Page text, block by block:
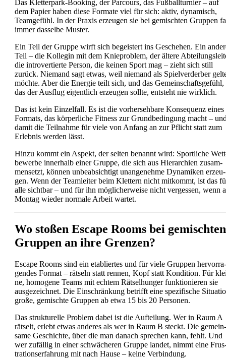
Das Klet­ter­park-Boo­king, der Par­cours, das Fuß­ball­tur­nier – auf
dem Papier haben die­se For­ma­te viel für sich: aktiv, dyna­misch,
Team­ge­fühl. In der Pra­xis erzeu­gen sie bei gemisch­ten Grup­pen
immer das­sel­be Mus­ter.
Ein Teil der Grup­pe wirft sich begeis­tert ins Gesche­hen. Ein
Teil – die Kol­le­gin mit dem Knie­pro­blem, der älte­re
die intro­ver­tier­te Per­son, die kei­nen Sport mag – zieht sich still
zurück. Nie­mand sagt etwas, weil nie­mand als Spiel­ver­der­ber
möch­te. Aber die Ener­gie teilt sich, und das Gemein­schafts­ge­fühl,
das der Aus­flug eigent­lich erzeu­gen soll­te, ent­steht nie wirk­lich.
Das ist kein Ein­zel­fall. Es ist die vor­her­seh­ba­re Kon­se­quenz eines
For­mats, das kör­per­li­che Fit­ness zur Grund­be­din­gung macht –
damit die Teil­nah­me für vie­le von Anfang an zur Pflicht statt zum
Erleb­nis wer­den lässt.
Hin­zu kommt ein Aspekt, der sel­ten benannt wird: Sport­li­che
be­wer­be inner­halb einer Grup­pe, die sich aus Hier­ar­chien zusam­
men­setzt, kön­nen unbe­ab­sich­tigt unan­ge­neh­me Dyna­mi­ken erzeu­
gen. Wenn der Team­lei­ter beim Klet­tern nicht mit­kommt, ist das
alle sicht­bar – und für ihn mög­li­cher­wei­se nicht ver­ges­sen, wenn
Mon­tag wie­der nor­ma­le Arbeit war­tet.
Wo sto­ßen Escape Rooms bei gemisch­ten
Grup­pen an ihre Gren­zen?
Escape Rooms sind ein eta­blier­tes und für vie­le Grup­pen her­vor­ra­
gen­des For­mat – rät­seln statt ren­nen, Kopf statt Kon­di­ti­on. Für
ne, homo­ge­ne Teams mit ech­tem Rät­sel­hun­ger funk­tio­nie­ren sie
aus­ge­zeich­net. Die Ein­schrän­kung betrifft eine spe­zi­fi­sche
gro­ße, gemisch­te Grup­pen ab etwa 15 bis 20 Per­so­nen.
Das struk­tu­rel­le Pro­blem dabei ist die Auf­tei­lung. Wer in Raum A
rät­selt, erlebt etwas ande­res als wer in Raum B steckt. Die gemein­
sa­me Geschich­te, über die man danach spre­chen kann, fehlt. Und
wer zufäl­lig in einer schwä­che­ren Grup­pe lan­det, nimmt eine
tra­ti­ons­er­fah­rung mit nach Hau­se – kei­ne Ver­bin­dung.